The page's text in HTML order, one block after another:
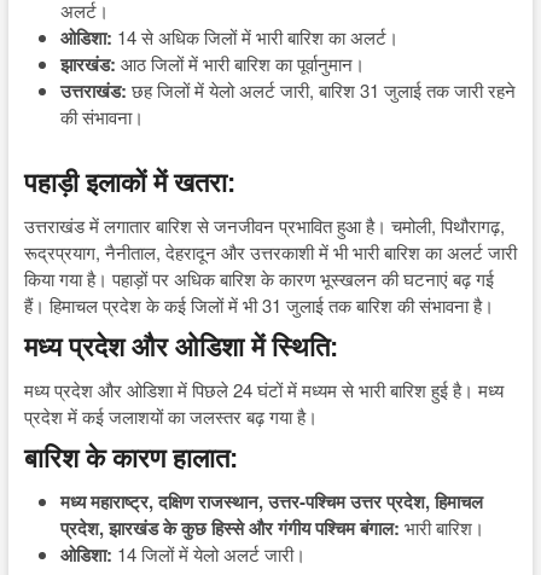
अलर्ट।
ओडिशा: 14 से अधिक जिलों में भारी बारिश का अलर्ट।
झारखंड: आठ जिलों में भारी बारिश का पूर्वानुमान।
उत्तराखंड:छह जिलों में येलो अलर्ट जारी, बारिश 31 जुलाई तक जारी रहने
की संभावना।
पहाड़ी इलाकों में खतरा:
उत्तराखंड में लगातार बारिश से जनजीवन प्रभावित हुआ है। चमोली, पिथौरागढ़,
रूद्रप्रयाग, नैनीताल, देहरादून और उत्तरकाशी में भी भारी बारिश का अलर्ट जारी
किया गया है। पहाड़ों पर अधिक बारिश के कारण भूस्खलन की घटनाएं बढ़ गई
हैं। हिमाचल प्रदेश के कई जिलों में भी 31 जुलाई तक बारिश की संभावना है।
मध्य प्रदेश और ओडिशा में स्थिति:
मध्य प्रदेश और ओडिशा में पिछले 24 घंटों में मध्यम से भारी बारिश हुई है। मध्य
प्रदेश में कई जलाशयों का जलस्तर बढ़ गया है।
बारिश के कारण हालात:
मध्य महाराष्ट्र, दक्षिण राजस्थान, उत्तर-पश्चिम उत्तर प्रदेश, हिमाचल
प्रदेश, झारखंड के कुछ हिस्से और गंगीय पश्चिम बंगाल: भारी बारिश।
ओडिशा: 14 जिलों में येलो अलर्ट जारी।